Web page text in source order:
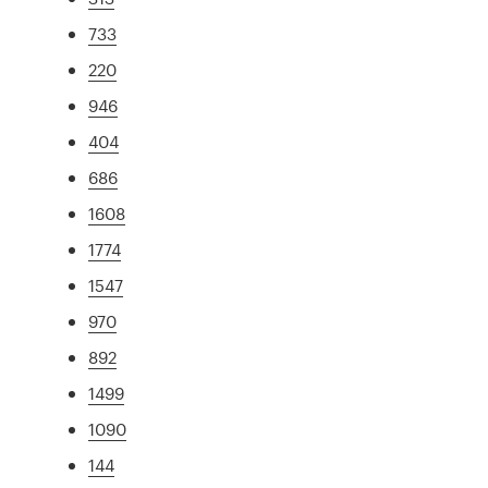
733
220
946
404
686
1608
1774
1547
970
892
1499
1090
144